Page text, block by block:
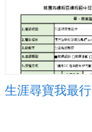
生涯尋寶我最行